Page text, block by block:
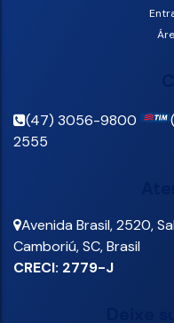
(47) 3056-9800
2555
Avenida Brasil,2520,
Camboriú,SC,Brasil
CRECI: 2779-J